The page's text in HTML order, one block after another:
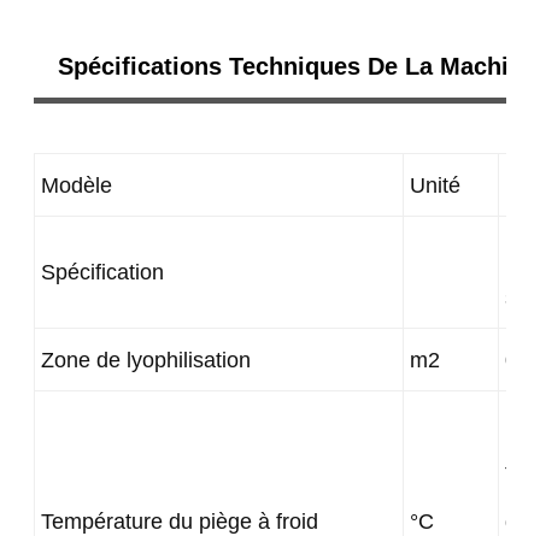
Spécifications Techniques De La
Modèle Unité
Spécification
Zone de lyophilisation m2
Température du piège à froid °C